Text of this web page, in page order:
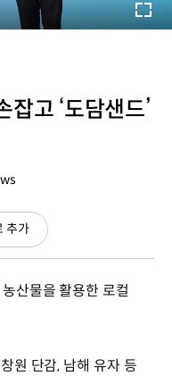
고 ‘도담샌드’
추가(새
창
산물을 활용한 로컬
원 단감, 남해 유자 등